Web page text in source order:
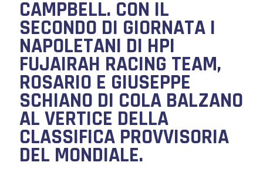
CAMPBELL. CON IL
SECONDO DI GIORNATA I
NAPOLETANI DI HPI
FUJAIRAH RACING TEAM,
ROSARIO E GIUSEPPE
SCHIANO DI COLA BALZANO
AL VERTICE DELLA
CLASSIFICA PROVVISORIA
DEL MONDIALE.